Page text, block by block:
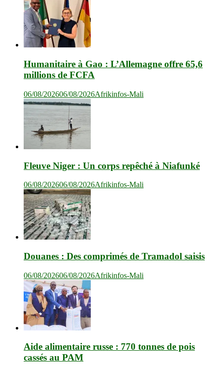
Humanitaire à Gao : L’Allemagne offre 65,6
millions de FCFA
06/08/202606/08/2026Afrikinfos-Mali
Fleuve Niger : Un corps repêché à Niafunké
06/08/202606/08/2026Afrikinfos-Mali
Douanes : Des comprimés de Tramadol saisis
06/08/202606/08/2026Afrikinfos-Mali
Aide alimentaire russe : 770 tonnes de pois
cassés au PAM